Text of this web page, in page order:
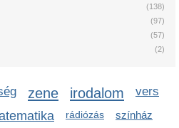
(138)
(97)
(57)
(2)
zene irodalom vers
rádiózás színház